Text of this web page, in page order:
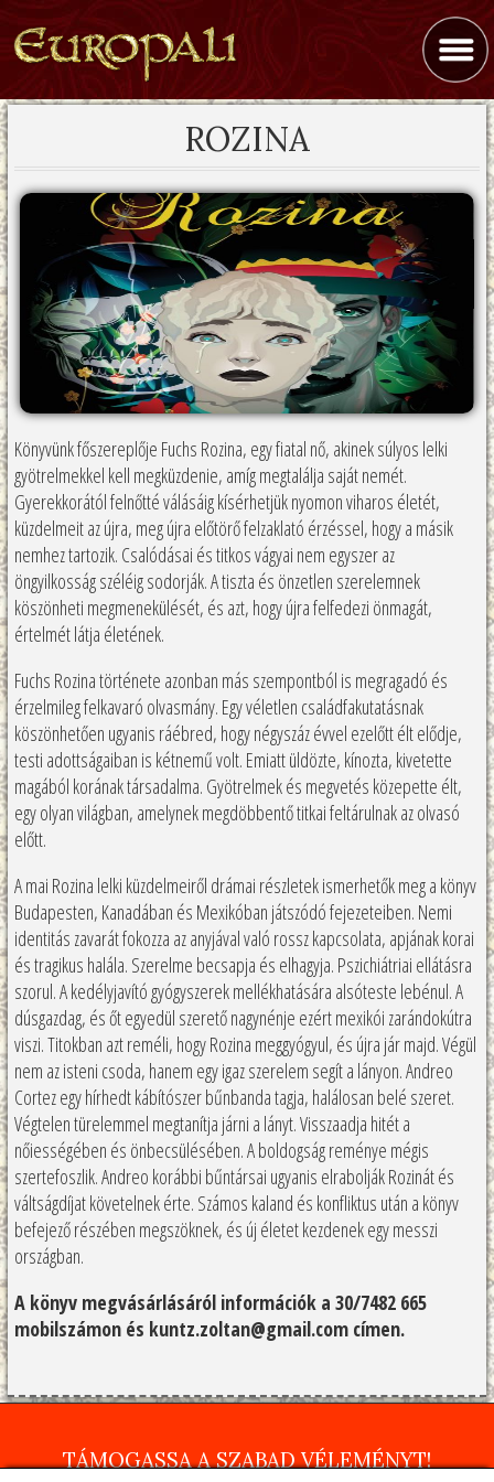
ROZINA
Könyvünk főszereplője Fuchs Rozina, egy fiatal nő, akinek súlyos lelki
gyötrelmekkel kell megküzdenie, amíg megtalálja saját nemét.
Gyerekkorától felnőtté válásáig kísérhetjük nyomon viharos életét,
küzdelmeit az újra, meg újra előtörő felzaklató érzéssel, hogy a másik
nemhez tartozik. Csalódásai és titkos vágyai nem egyszer az
öngyilkosság széléig sodorják. A tiszta és önzetlen szerelemnek
köszönheti megmenekülését, és azt, hogy újra felfedezi önmagát,
értelmét látja életének.
Fuchs Rozina története azonban más szempontból is megragadó és
érzelmileg felkavaró olvasmány. Egy véletlen családfakutatásnak
köszönhetően ugyanis ráébred, hogy négyszáz évvel ezelőtt élt elődje,
testi adottságaiban is kétnemű volt. Emiatt üldözte, kínozta, kivetette
magából korának társadalma. Gyötrelmek és megvetés közepette élt,
egy olyan világban, amelynek megdöbbentő titkai feltárulnak az olvasó
előtt.
A mai Rozina lelki küzdelmeiről drámai részletek ismerhetők meg a könyv
Budapesten, Kanadában és Mexikóban játszódó fejezeteiben. Nemi
identitás zavarát fokozza az anyjával való rossz kapcsolata, apjának korai
és tragikus halála. Szerelme becsapja és elhagyja. Pszichiátriai ellátásra
szorul. A kedélyjavító gyógyszerek mellékhatására alsóteste lebénul. A
dúsgazdag, és őt egyedül szerető nagynénje ezért mexikói zarándokútra
viszi. Titokban azt reméli, hogy Rozina meggyógyul, és újra jár majd. Végül
nem az isteni csoda, hanem egy igaz szerelem segít a lányon. Andreo
Cortez egy hírhedt kábítószer bűnbanda tagja, halálosan belé szeret.
Végtelen türelemmel megtanítja járni a lányt. Visszaadja hitét a
nőiességében és önbecsülésében. A boldogság reménye mégis
szertefoszlik. Andreo korábbi bűntársai ugyanis elrabolják Rozinát és
váltságdíjat követelnek érte. Számos kaland és konfliktus után a könyv
befejező részében megszöknek, és új életet kezdenek egy messzi
országban.
A könyv megvásárlásáról információk a 30/7482 665
mobilszámon és kuntz.zoltan@gmail.com címen.
TÁMOGASSA A SZABAD VÉLEMÉNYT!